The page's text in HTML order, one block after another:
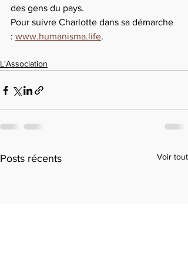
des gens du pays.
Pour suivre Charlotte dans sa démarche
: www.humanisma.life.
L'Association
Posts récents Voir tout